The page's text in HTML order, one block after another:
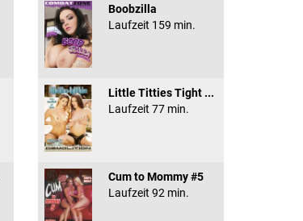
Boobzilla
Laufzeit 159 min.
Little Titties Tight ...
Laufzeit 77 min.
Cum to Mommy #5
Laufzeit 92 min.